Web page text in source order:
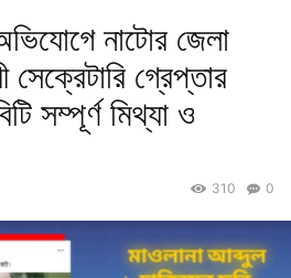
নাটোর জেলা
সেক্রেটারি গ্রেপ্তার
সম্পূর্ণ মিথ্যা ও
0
310